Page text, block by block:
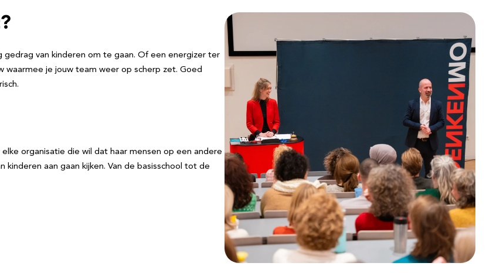
van kinderen om te gaan. Of een energizer ter
waarmee je jouw team weer op scherp zet. Goed
organisatie die wil dat haar mensen op een andere
aan gaan kijken. Van de basisschool tot de